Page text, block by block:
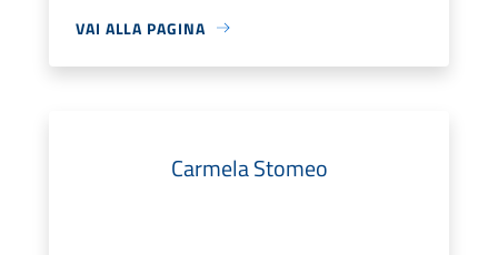
VAI ALLA PAGINA
Carmela Stomeo